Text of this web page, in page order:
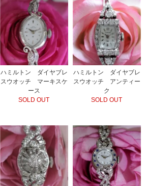
ハミルトン ダイヤブレ
スウオッチ マーキスケ
ース
SOLD OUT
ハミルトン ダイヤブレ
スウオッチ アンティー
ク
SOLD OUT